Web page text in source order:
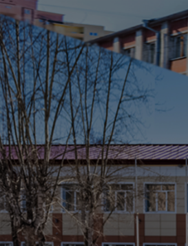
Skip to content